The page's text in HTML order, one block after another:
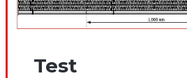
Test